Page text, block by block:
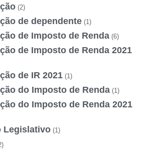
(2)
de dependente (1)
de Imposto de Renda (6)
de Imposto de Renda 2021
de IR 2021 (1)
do Imposto de Renda (1)
do Imposto de Renda 2021
Legislativo (1)